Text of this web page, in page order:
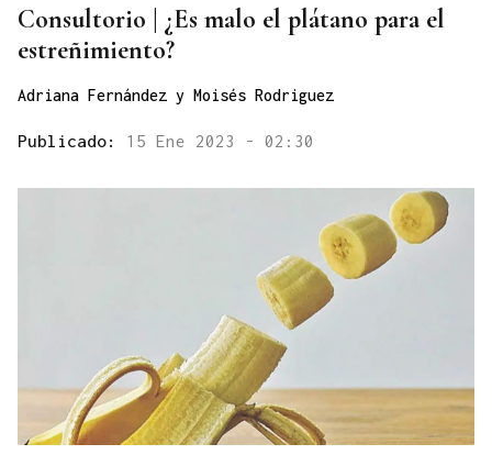
Consultorio | ¿Es malo el plátano para el
estreñimiento?
Adriana Fernández y Moisés Rodriguez
Publicado: 15 Ene 2023 - 02:30